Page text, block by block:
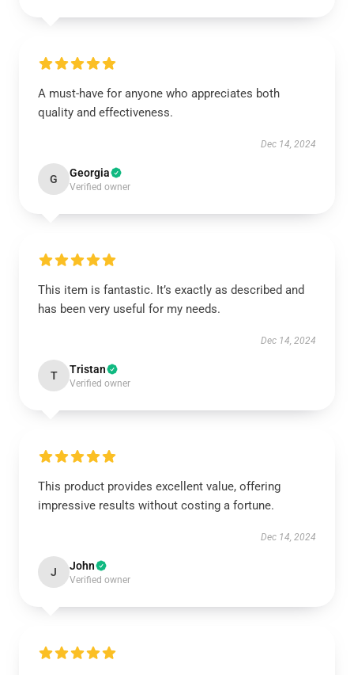
A must-have for anyone who appreciates both
quality and effectiveness.
Dec 14, 2024
G Georgia
Verified owner
This item is fantastic. It’s exactly as described and
has been very useful for my needs.
Dec 14, 2024
T Tristan
Verified owner
This product provides excellent value, offering
impressive results without costing a fortune.
Dec 14, 2024
J John
Verified owner